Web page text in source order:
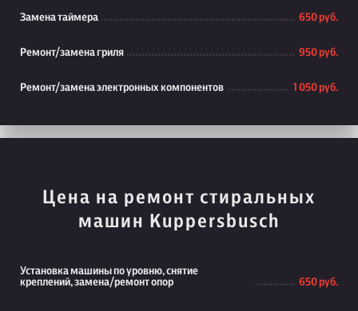
Замена таймера 650 руб.
Ремонт/замена гриля 950 руб.
Ремонт/замена электронных компонентов 1 050 руб.
Цена на ремонт стиральных
машин Kuppersbusch
Установка машины по уровню, снятие
креплений, замена/ремонт опор
650 руб.